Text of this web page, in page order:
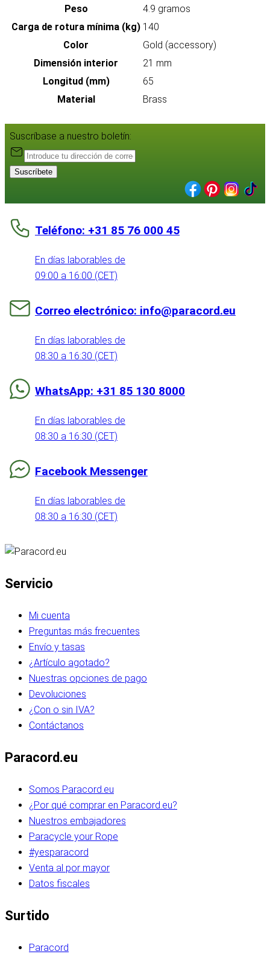
Peso
4.9 gramos
Carga de rotura mínima (kg) 140
Color
Gold (accessory)
Dimensión interior
21 mm
Longitud (mm)
65
Material
Brass
Suscríbase a nuestro boletín:
Suscríbete
Teléfono: +31 85 76 000 45
En días laborables de
09:00 a 16:00 (CET)
Correo electrónico: info@paracord.eu
En días laborables de
08:30 a 16:30 (CET)
WhatsApp: +31 85 130 8000
En días laborables de
08:30 a 16:30 (CET)
Facebook Messenger
En días laborables de
08:30 a 16:30 (CET)
Servicio
Mi cuenta
Preguntas más frecuentes
Envío y tasas
¿Artículo agotado?
Nuestras opciones de pago
Devoluciones
¿Con o sin IVA?
Contáctanos
Paracord.eu
Somos Paracord.eu
¿Por qué comprar en Paracord.eu?
Nuestros embajadores
Paracycle your Rope
#yesparacord
Venta al por mayor
Datos fiscales
Surtido
Paracord